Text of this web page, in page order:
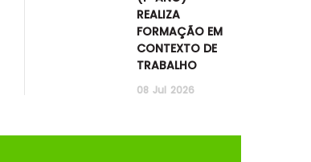
REALIZA
FORMAÇÃO EM
CONTEXTO DE
TRABALHO
08 Jul 2026